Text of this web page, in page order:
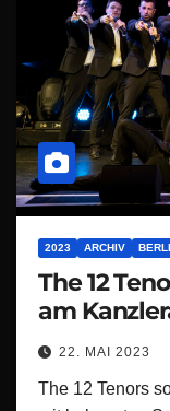
2023 ARCHIV
The 12
am
22. MAI 2023
The 12 Tenors